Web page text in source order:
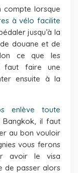
compte lorsque
à vélo facilite
jusqu’à la
douane et de
ce que les
faut faire une
ensuite à la
enlève toute
Bangkok, il faut
au bon vouloir
vous ferons
avoir le visa
de passer alors